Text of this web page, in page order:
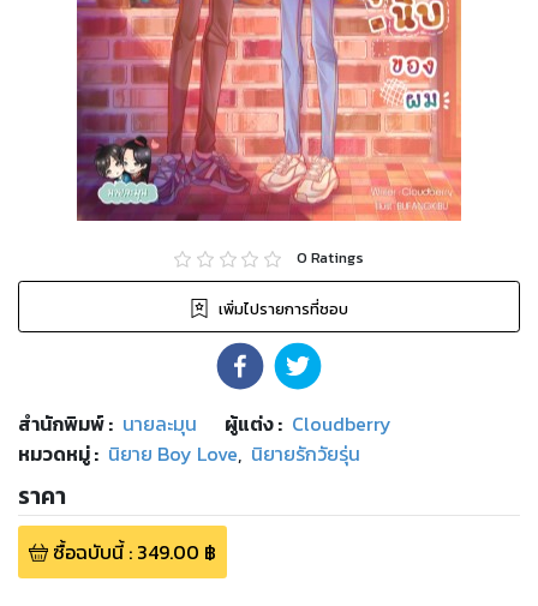
0 Ratings
เพิ่มไปรายการที่ชอบ
สำนักพิมพ์: นายละมุน ผู้แต่ง : Cloudberry
หมวดหมู่: นิยาย Boy Love, นิยายรักวัยรุ่น
ราคา
ซื้อฉบับนี้: 349.00 ฿